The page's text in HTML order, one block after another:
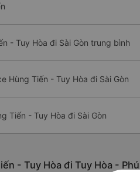
- Tuy Hòa đi Sài Gòn trung bình
Hùng Tiến - Tuy Hòa đi Sài Gòn
Tiến - Tuy Hòa đi Sài Gòn
- Tuy Hòa đi Tuy Hòa -